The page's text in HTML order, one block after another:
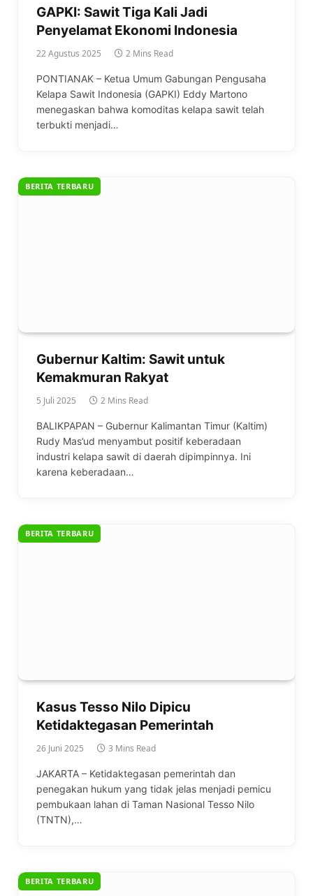
GAPKI: Sawit Tiga Kali Jadi
Penyelamat Ekonomi Indonesia
22 Agustus 2025 2 Mins Read
PONTIANAK – Ketua Umum Gabungan Pengusaha
Kelapa Sawit Indonesia (GAPKI) Eddy Martono
menegaskan bahwa komoditas kelapa sawit telah
terbukti menjadi…
BERITA TERBARU
Gubernur Kaltim: Sawit untuk
Kemakmuran Rakyat
5 Juli 2025 2 Mins Read
BALIKPAPAN – Gubernur Kalimantan Timur (Kaltim)
Rudy Mas’ud menyambut positif keberadaan
industri kelapa sawit di daerah dipimpinnya. Ini
karena keberadaan…
BERITA TERBARU
Kasus Tesso Nilo Dipicu
Ketidaktegasan Pemerintah
26 Juni 2025 3 Mins Read
JAKARTA – Ketidaktegasan pemerintah dan
penegakan hukum yang tidak jelas menjadi pemicu
pembukaan lahan di Taman Nasional Tesso Nilo
(TNTN),…
BERITA TERBARU